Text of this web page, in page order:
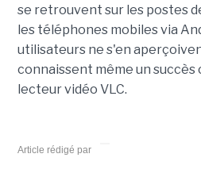
se retrouvent sur les postes
les téléphones mobiles via
utilisateurs ne s'en
connaissent même un succès
lecteur vidéo VLC.
Article rédigé par